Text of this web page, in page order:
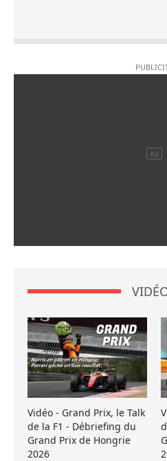
Vidéo - Grand Prix, le Talk
de la F1 - Débriefing du
Grand Prix de Hongrie
2026